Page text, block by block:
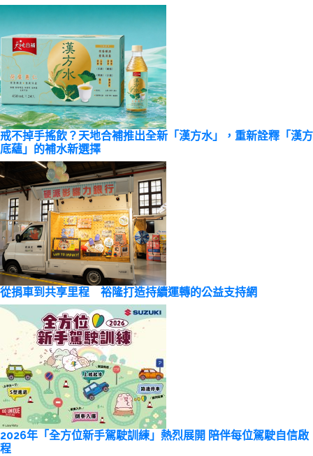
戒不掉手搖飲？天地合補推出全新「漢方水」，重新詮釋「漢方
底蘊」的補水新選擇
從捐車到共享里程 裕隆打造持續運轉的公益支持網
2026年「全方位新手駕駛訓練」熱烈展開 陪伴每位駕駛自信啟
程